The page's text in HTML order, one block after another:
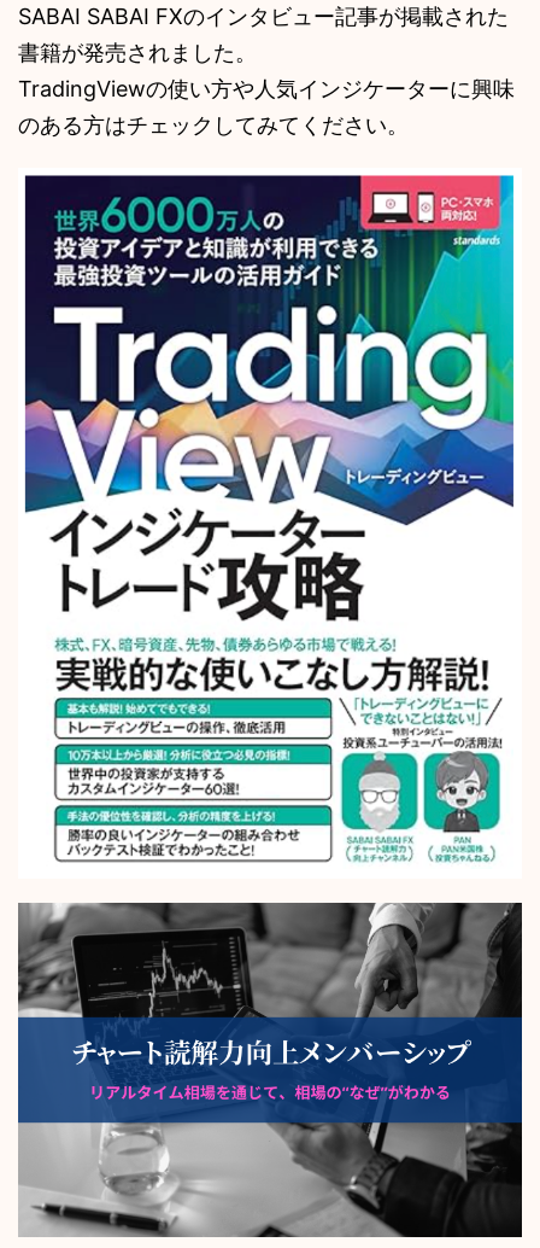
SABAI SABAI FXのインタビュー記事が掲載された
書籍が発売されました。
TradingViewの使い方や人気インジケーターに興味
のある方はチェックしてみてください。